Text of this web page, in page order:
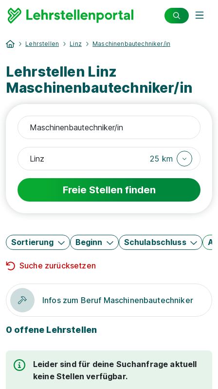
Lehrstellen Linz Maschinenbautechniker/in
Lehrstellen Linz
Maschinenbautechniker/in
25 km
Freie Stellen finden
Sortierung Beginn Schulabschluss
Suche zurücksetzen
Infos zum Beruf Maschinenbautechniker
0 offene Lehrstellen
Leider sind für deine Suchanfrage aktuell
keine Stellen verfügbar.